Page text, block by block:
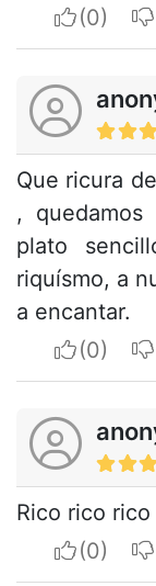
I
Que ricura
,
plato
riquísmo, a
a encantar.
I
Rico rico
I